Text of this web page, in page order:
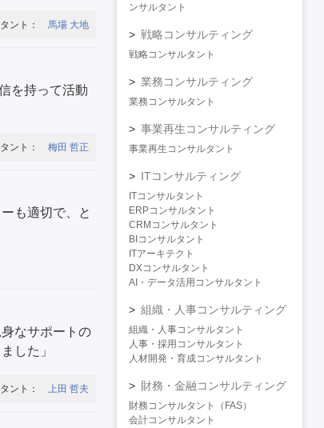
ント： 馬場 大地
を持って活動
ント： 梅田 哲正
も適切で、と
なサポートの
した」
ント： 上田 哲夫
ンサルタント
戦略コンサルティング
戦略コンサルタント
業務コンサルティング
業務コンサルタント
事業再生コンサルティング
事業再生コンサルタント
ITコンサルティング
ITコンサルタント
ERPコンサルタント
CRMコンサルタント
BIコンサルタント
ITアーキテクト
DXコンサルタント
AI・データ活用コンサルタント
組織・人事コンサルティング
組織・人事コンサルタント
人事・採用コンサルタント
人材開発・育成コンサルタント
財務・金融コンサルティング
財務コンサルタント（FAS）
会計コンサルタント